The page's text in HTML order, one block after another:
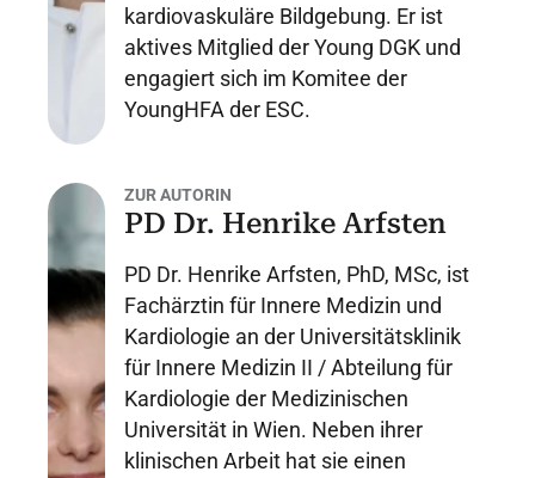
kardiovaskuläre Bildgebung. Er ist
aktives Mitglied der Young DGK und
engagiert sich im Komitee der
YoungHFA der ESC.
ZUR AUTORIN
PD Dr. Henrike Arfsten
PD Dr. Henrike Arfsten, PhD, MSc, ist
Fachärztin für Innere Medizin und
Kardiologie an der Universitätsklinik
für Innere Medizin II / Abteilung für
Kardiologie der Medizinischen
Universität in Wien. Neben ihrer
klinischen Arbeit hat sie einen